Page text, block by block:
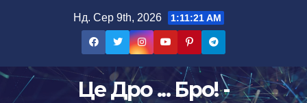
Нд. Сер 9th, 2026 1:11:22 AM
Це Дро ... Бро! -